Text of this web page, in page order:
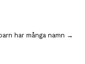
har många namn →